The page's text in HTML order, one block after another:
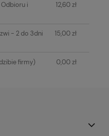
i
12,60 zł
- 2 do 3dni
15,00 zł
firmy) 0,00 zł